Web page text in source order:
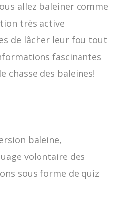
allez baleiner comme
très active
de lâcher leur fou tout
fascinantes
chasse des baleines!
baleine,
volontaire des
sous forme de quiz